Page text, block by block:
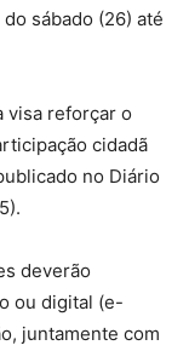
sábado (26) até
visa reforçar o
cidadã
no Diário
deverão
ou digital (e-
juntamente com